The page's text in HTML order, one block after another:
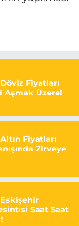
Fiyatları
Aşmak Üzere!
Fiyatları
Zirveye
Saat Saat